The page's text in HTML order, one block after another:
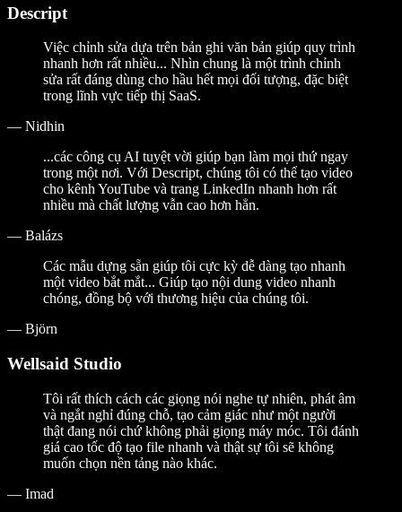
Descript
Việc chỉnh sửa dựa trên bản ghi văn bản giúp quy trình
nhanh hơn rất nhiều... Nhìn chung là một trình chỉnh
sửa rất đáng dùng cho hầu hết mọi đối tượng, đặc biệt
trong lĩnh vực tiếp thị SaaS.
— Nidhin
...các công cụ AI tuyệt vời giúp bạn làm mọi thứ ngay
trong một nơi. Với Descript, chúng tôi có thể tạo video
cho kênh YouTube và trang LinkedIn nhanh hơn rất
nhiều mà chất lượng vẫn cao hơn hẳn.
— Balázs
Các mẫu dựng sẵn giúp tôi cực kỳ dễ dàng tạo nhanh
một video bắt mắt... Giúp tạo nội dung video nhanh
chóng, đồng bộ với thương hiệu của chúng tôi.
— Björn
Wellsaid Studio
Tôi rất thích cách các giọng nói nghe tự nhiên, phát âm
và ngắt nghỉ đúng chỗ, tạo cảm giác như một người
thật đang nói chứ không phải giọng máy móc. Tôi đánh
giá cao tốc độ tạo file nhanh và thật sự tôi sẽ không
muốn chọn nền tảng nào khác.
— Imad